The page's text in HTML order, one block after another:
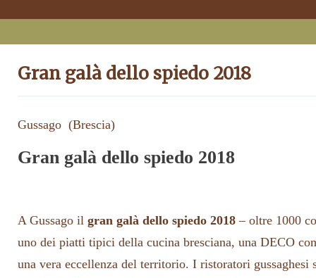
Gran galà dello spiedo 2018
Gussago (Brescia)
Gran galà dello spiedo 2018
A Gussago il gran galà dello spiedo 2018 – oltre 1000
uno dei piatti tipici della cucina bresciana, una DECO
una vera eccellenza del territorio. I ristoratori gussaghesi